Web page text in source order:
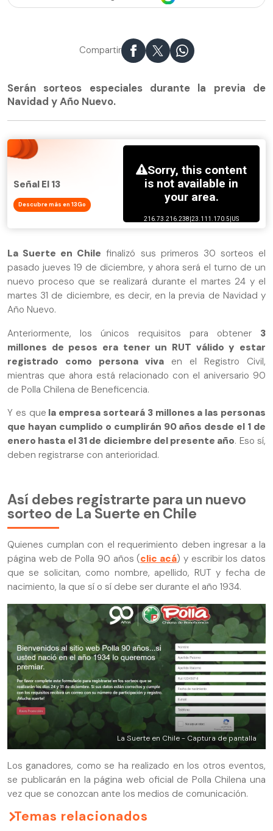
Compartir
Serán sorteos especiales durante la previa de
Navidad y Año Nuevo.
Señal El 13
Descubre más en 13Go
La Suerte en Chile finalizó sus primeros 30 sorteos el
pasado jueves 19 de diciembre, y ahora será el turno de un
nuevo proceso que se realizará durante el martes 24 y el
martes 31 de diciembre, es decir, en la previa de Navidad y
Año Nuevo.
Anteriormente, los únicos requisitos para obtener 3
millones de pesos era tener un RUT válido y estar
registrado como persona viva en el Registro Civil,
mientras que ahora está relacionado con el aniversario 90
de Polla Chilena de Beneficencia.
Y es que la empresa sorteará 3 millones a las personas
que hayan cumplido o cumplirán 90 años desde el 1 de
enero hasta el 31 de diciembre del presente año. Eso sí,
deben registrarse con anterioridad.
Así debes registrarte para un nuevo
sorteo de La Suerte en Chile
Quienes cumplan con el requerimiento deben ingresar a la
página web de Polla 90 años (clic acá) y escribir los datos
que se solicitan, como nombre, apellido, RUT y fecha de
nacimiento, la que sí o sí debe ser durante el año 1934.
La Suerte en Chile - Captura de pantalla
Los ganadores, como se ha realizado en los otros eventos,
se publicarán en la página web oficial de Polla Chilena una
vez que se conozcan ante los medios de comunicación.
Temas relacionados